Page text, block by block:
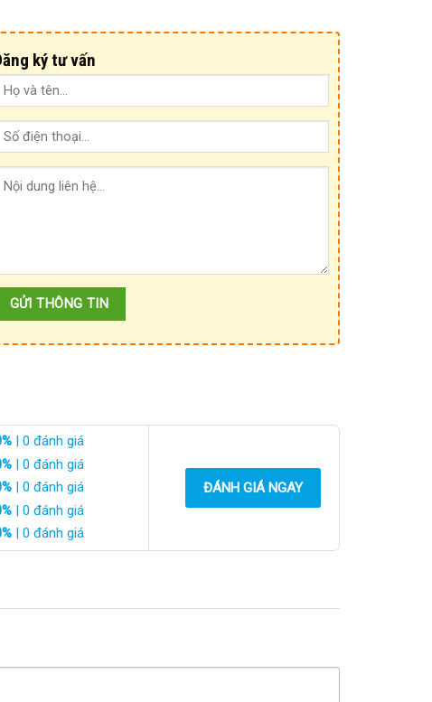
ký tư vấn
| 0 đánh giá
| 0 đánh giá
| 0 đánh giá
| 0 đánh giá
| 0 đánh giá
ĐÁNH GIÁ NGAY